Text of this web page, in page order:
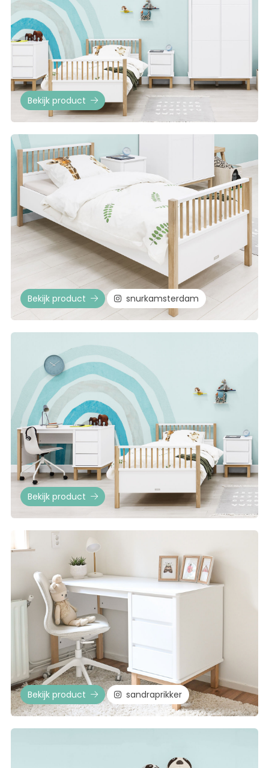
Bekijk product
Bekijk product snurkamsterdam
Bekijk product
Bekijk product sandraprikker